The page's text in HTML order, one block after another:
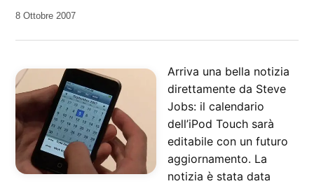
da
8 Ottobre 2007
Arriva una bella notizia
direttamente da Steve
Jobs: il calendario
dell’iPod Touch sarà
editabile con un futuro
aggiornamento. La
notizia è stata data